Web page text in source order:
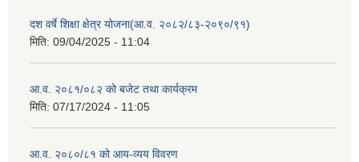
दश वर्षे शिक्षा क्षेत्र योजना(आ.व. २०८२/८३-२०९०/९१)
मिति: 09/04/2025 - 11:04
आ.व. २०८१/०८२ को बजेट तथा कार्यक्रम
मिति: 07/17/2024 - 11:05
आ.व. २०८०/८१ को आय-व्यय विवरण